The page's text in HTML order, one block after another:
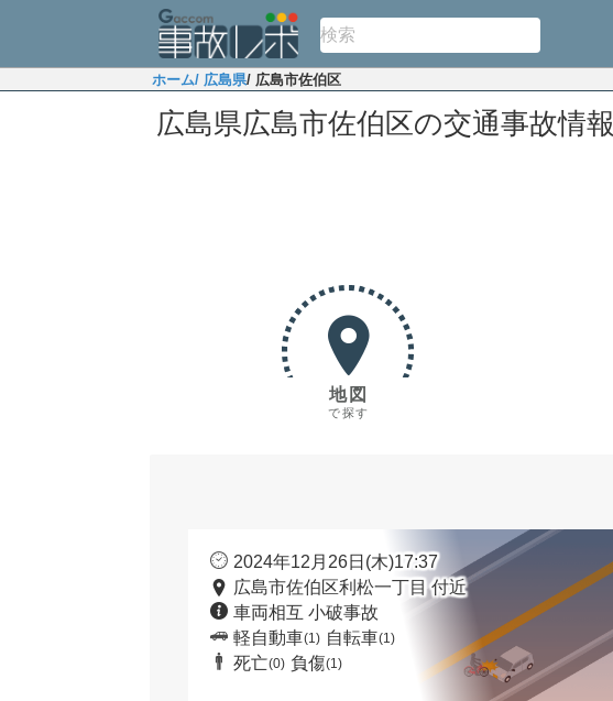
ホーム/ 広島県/ 広島市佐伯区
広島県広島市佐伯区の交通事故情報
地図
で探す
2024年12月26日(木)17:37
広島市佐伯区利松一丁目 付近
車両相互 小破事故
軽自動車(1) 自転車(1)
死亡(0) 負傷(1)